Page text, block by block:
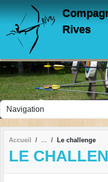
Rives
Accueil Le challenge
LE
Panneau de gestion des